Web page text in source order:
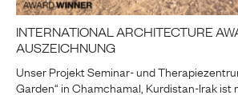
INTERNATIONAL ARCHITECTURE
AUSZEICHNUNG
Unser Projekt Seminar- und
Garden“ in Chamchamal, Kurdistan-Irak ist